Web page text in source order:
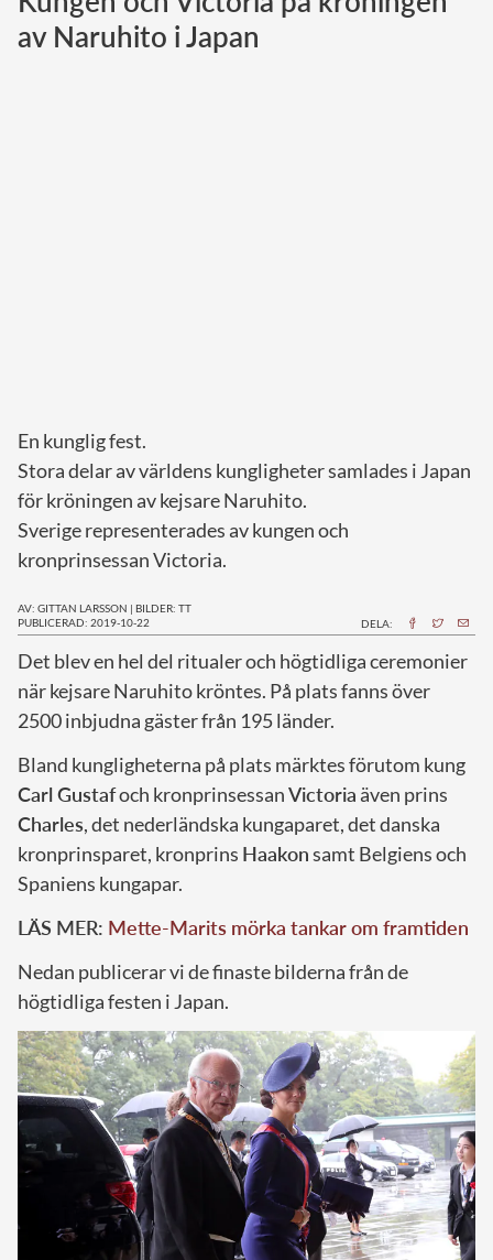
Norska kungahuset
av Naruhito i Japan
En kunglig fest.
Stora delar av världens kungligheter samlades i Japan
för kröningen av kejsare Naruhito.
Sverige representerades av kungen och
kronprinsessan Victoria.
AV: GITTAN LARSSON | BILDER: TT
PUBLICERAD: 2019-10-22
DELA:
Det blev en hel del ritualer och högtidliga ceremonier
när kejsare Naruhito kröntes. På plats fanns över
2500 inbjudna gäster från 195 länder.
Bland kungligheterna på plats märktes förutom kung
Carl Gustafoch kronprinsessanVictoria även prins
Charles, det nederländska kungaparet, det danska
kronprinsparet, kronprins Haakonsamt Belgiens och
Spaniens kungapar.
LÄS MER: Mette-Marits mörka tankar om framtiden
Nedan publicerar vi de finaste bilderna från de
högtidliga festen i Japan.